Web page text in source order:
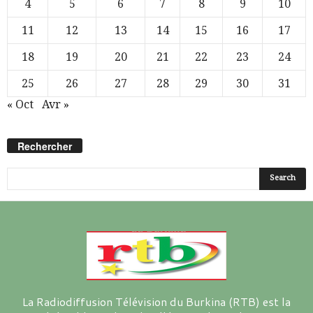
4 5 6 7 8 9
10
11
12 13 14 15 16
17
18
19 20 21 22 23
24
25
26 27 28 29 30
31
« Oct
Avr »
Rechercher
La Radiodiffusion Télévision du Burkina (RTB) est la